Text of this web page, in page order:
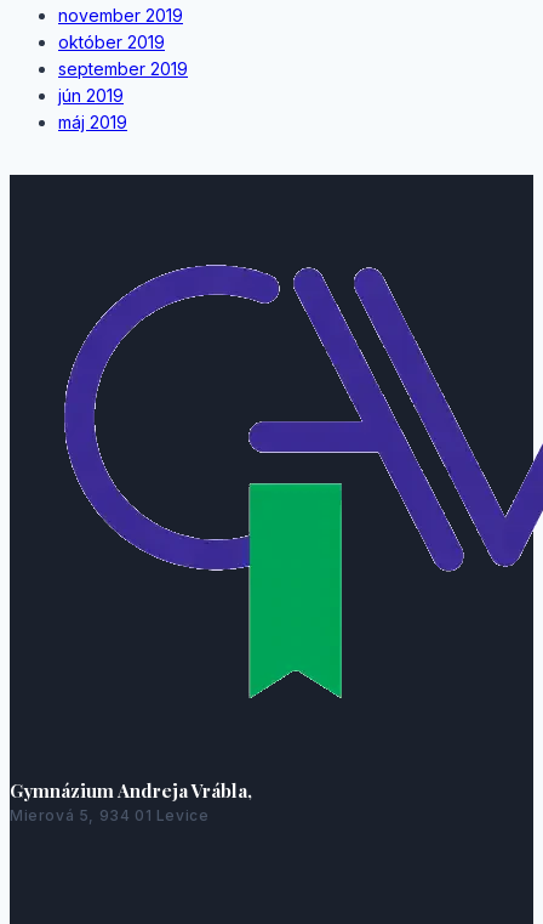
november 2019
október 2019
september 2019
jún 2019
máj 2019
Gymnázium Andreja Vrábla,
Mierová 5, 934 01 Levice